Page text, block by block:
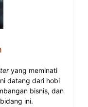
yang meminati
datang dari hobi
bisnis, dan
ini.